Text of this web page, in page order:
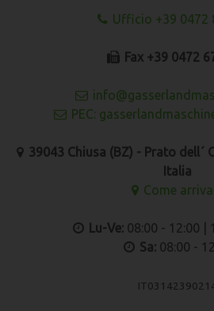
Ufficio +39 0472
Fax +39 0472
PEC:
39043 Chiusa (BZ) - Prato dell´
Italia
Come
Lu-Ve:08:00 - 12:00 |
Sa:08:00 -